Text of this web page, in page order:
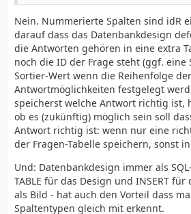
Nein. Nummerierte Spalten sind idR
darauf dass das Datenbankdesign
die Antworten gehören in eine extra
noch die ID der Frage steht (ggf. eine
Sortier-Wert wenn die Reihenfolge der
Antwortmöglichkeiten festgelegt
speicherst welche Antwort richtig ist,
ob es (zukünftig) möglich sein soll
Antwort richtig ist: wenn nur eine
der Fragen-Tabelle speichern, sonst
Und: Datenbankdesign immer als SQL-
TABLE für das Design und INSERT
als Bild - hat auch den Vorteil dass
Spaltentypen gleich mit erkennt.